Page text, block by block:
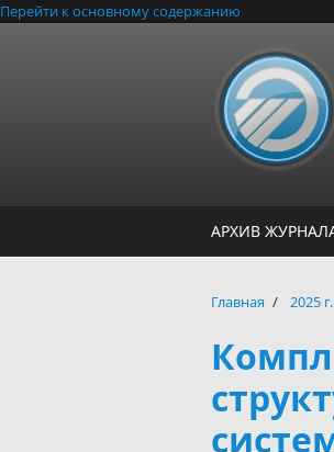
Перейти к основному содержанию
АРХИВ
Главная / 2025